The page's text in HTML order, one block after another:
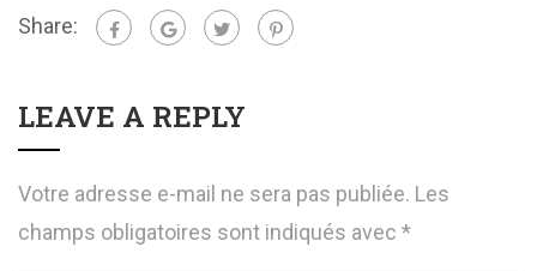
Share:
LEAVE A REPLY
Votre adresse e-mail ne sera pas publiée. Les
champs obligatoires sont indiqués avec *